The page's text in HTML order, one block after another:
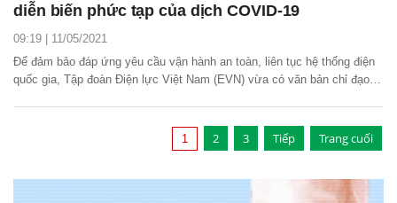
diễn biến phức tạp của dịch COVID-19
09:19 | 11/05/2021
Để đảm bảo đáp ứng yêu cầu vận hành an toàn, liên tục hệ thống điện
quốc gia, Tập đoàn Điện lực Việt Nam (EVN) vừa có văn bản chỉ đạo
1
2 3 Tiếp Trang cuối